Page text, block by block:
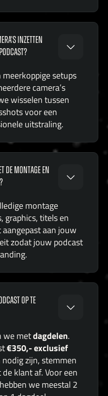
INZETTEN
setups
camera’s
wisselen tussen
voor een
uitstraling.
DE MONTAGE EN
montage
graphics, titels en
aan jouw
zodat jouw podcast
OP TE
we metdagdelen.
€350,- exclusief
zijn, stemmen
klant af. Voor een
we meestal 2